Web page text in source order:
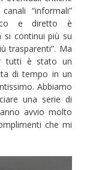
“informali”
e diretto è
si continui più su
trasparenti”. Ma
tutti è stato un
di tempo in un
Abbiamo
una serie di
avvio molto
che mi